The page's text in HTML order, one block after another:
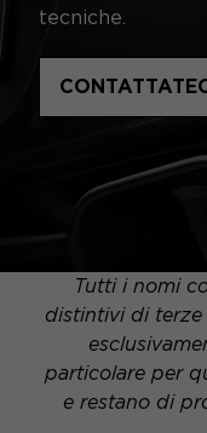
tecniche.
Tutti i nomi
distintivi di
particolare per
e restano di